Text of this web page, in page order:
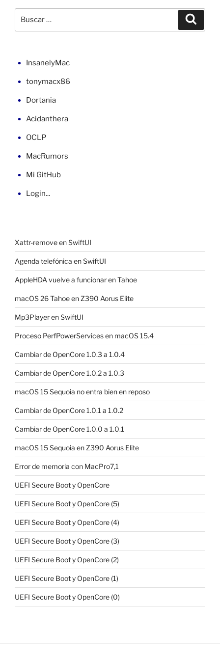
muro
por:
InsanelyMac
tonymacx86
Dortania
Acidanthera
OCLP
MacRumors
Mi GitHub
Login...
Xattr-remove en SwiftUI
Agenda telefónica en SwiftUI
AppleHDA vuelve a funcionar en Tahoe
macOS 26 Tahoe en Z390 Aorus Elite
Mp3Player en SwiftUI
Proceso PerfPowerServices en macOS 15.4
Cambiar de OpenCore 1.0.3 a 1.0.4
Cambiar de OpenCore 1.0.2 a 1.0.3
macOS 15 Sequoia no entra bien en reposo
Cambiar de OpenCore 1.0.1 a 1.0.2
Cambiar de OpenCore 1.0.0 a 1.0.1
macOS 15 Sequoia en Z390 Aorus Elite
Error de memoria con MacPro7,1
UEFI Secure Boot y OpenCore
UEFI Secure Boot y OpenCore (5)
UEFI Secure Boot y OpenCore (4)
UEFI Secure Boot y OpenCore (3)
UEFI Secure Boot y OpenCore (2)
UEFI Secure Boot y OpenCore (1)
UEFI Secure Boot y OpenCore (0)